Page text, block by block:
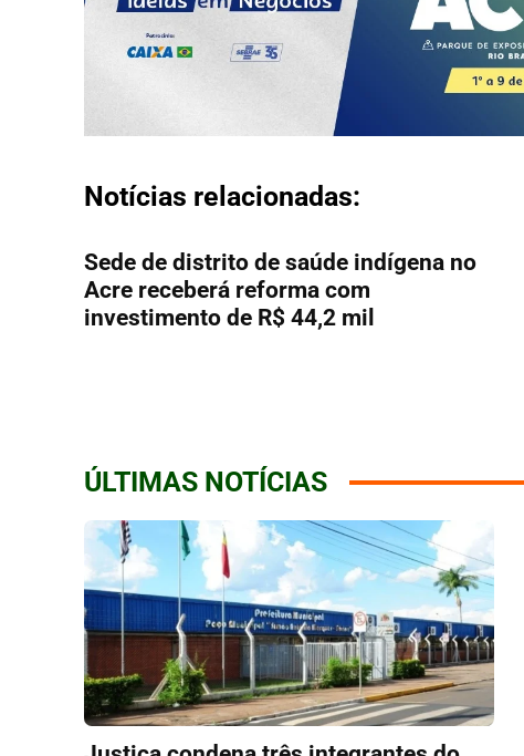
Notícias relacionadas:
Sede de distrito de saúde indígena no
Acre receberá reforma com
investimento de R$ 44,2 mil
ÚLTIMAS NOTÍCIAS